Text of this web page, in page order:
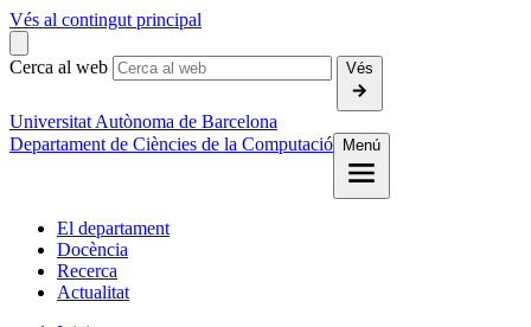
Vés al contingut principal
Cerca al web Vés
Universitat Autònoma de Barcelona
Departament de Ciències de la Computació
Menú
El departament
Docència
Recerca
Actualitat